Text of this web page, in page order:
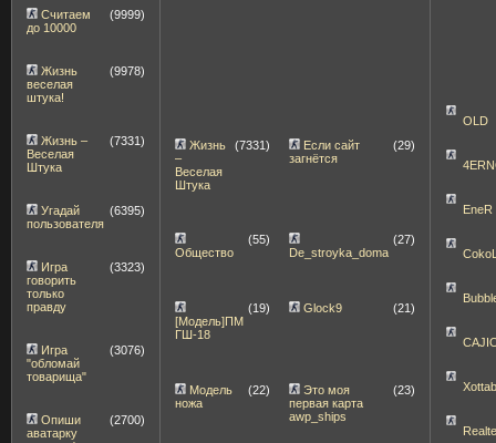
Считаем
до 10000
(9999)
Жизнь
веселая
штука!
(9978)
Жизнь –
Веселая
Штука
(7331)
Угадай
пользователя
(6395)
Игра
говорить
только
правду
(3323)
Игра
"обломай
товарища"
(3076)
Опиши
аватарку
(2700)
Жизнь
–
Веселая
Штука
(7331)
Если сайт
загнётся
(29)
Общество
(55)
De_stroyka_doma
(27)
[Модель]ПМ
ГШ-18
(19) Glock9 (21)
Модель
ножа
(22)
Это моя
первая карта
awp_ships
(23)
OLD
EneR